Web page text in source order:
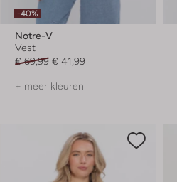
-40%
Notre-V
Vest
€ 69,99 € 41,99
+ meer kleuren